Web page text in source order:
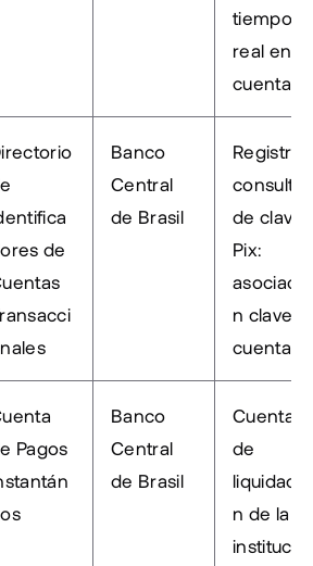
tiempo
real en la
cuenta PI
de
Banco
Central
de Brasil
Registro
consulta
de claves
Pix:
asociació
n clave →
cuenta
Pagos
Banco
Central
de Brasil
Cuenta
de
liquidació
n de la